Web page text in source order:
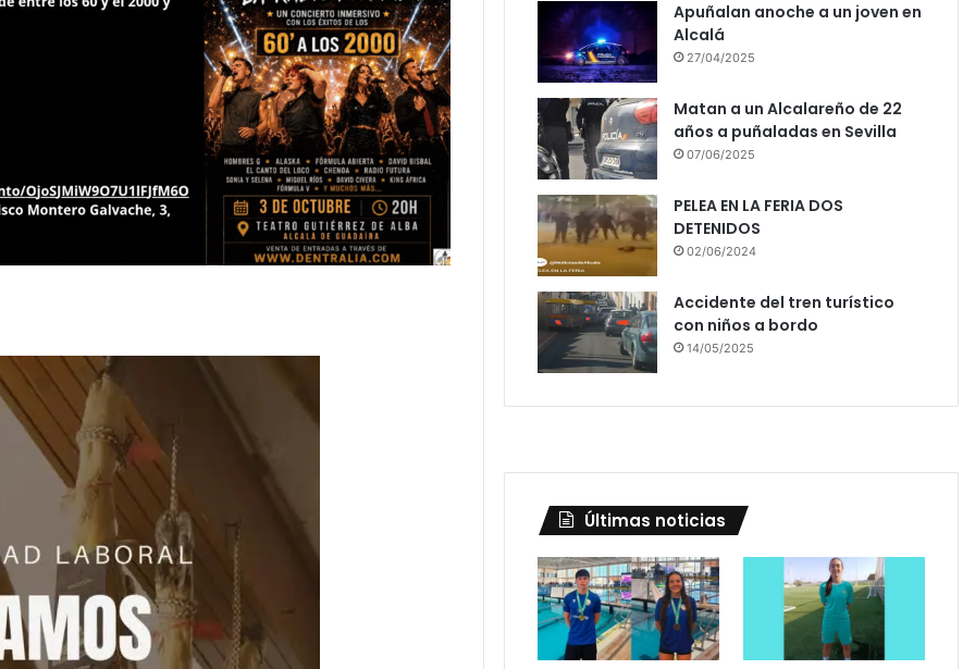
Apuñalan anoche a un joven en
Alcalá
27/04/2025
Matan a un Alcalareño de 22
años a puñaladas en Sevilla
07/06/2025
PELEA EN LA FERIA DOS
DETENIDOS
02/06/2024
Accidente del tren turístico
con niños a bordo
14/05/2025
Últimas noticias